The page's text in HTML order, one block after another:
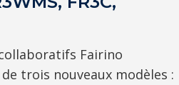
Fairino
de trois nouveaux modèles :